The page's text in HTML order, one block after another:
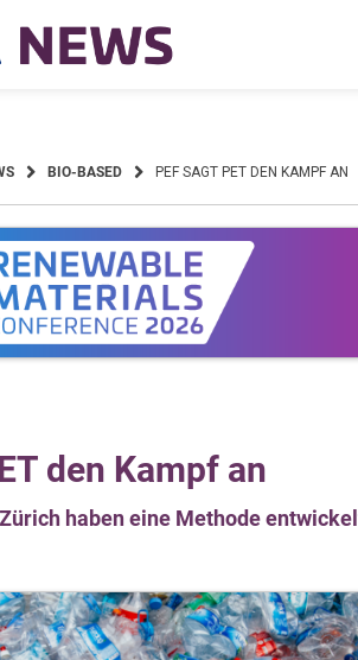
BIO-BASED PEF SAGT PET DEN KAMPF AN
den Kampf an
haben eine Methode